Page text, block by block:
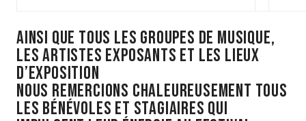
Ainsi que tous les groupes de musique,
les artistes exposants et les lieux
d’exposition
Nous remercions chaleureusement tous
les bénévoles et stagiaires qui